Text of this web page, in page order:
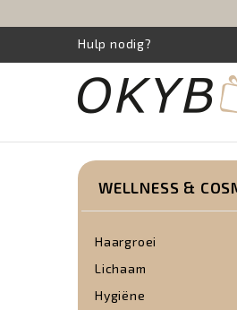
Hulp nodig?
WELLNESS &
Haargroei
Lichaam
Hygiëne